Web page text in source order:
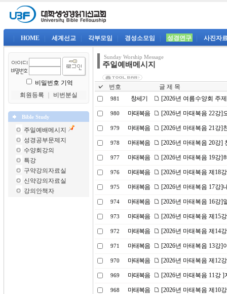
HOME 세계선교 각부모임 경성소모임 성경연구 사진자
비밀번호 기억
회원등록
비번분실
Bible Study
주일예배메시지
성경공부문제지
수양회강의
특강
구약강의자료실
신약강의자료실
강의안책자
Sunday Worship Message
주일예배메시지
번호 글 제 목
981 창세기 [2026년 여름수양회 주
980 마태복음 [2026년 마태복음 22강]
979 마태복음 [2026년 마태복음 21강]
978 마태복음 [2026년 마태복음 20강]
977 마태복음 [2026년 마태복음 19강]
976 마태복음 [2026년 마태복음 제18
975 마태복음 [2026년 마태복음 17강]
974 마태복음 [2026년 마태복음 16강]
973 마태복음 [2026년 마태복음 제15
972 마태복음 [2026년 마태복음 제14
971 마태복음 [2026년 마태복음 13강]
970 마태복음 [2026년 마태복음 제12
969 마태복음 [2026년 마태복음 11강
968 마태복음 [2026년 마태복음 제10